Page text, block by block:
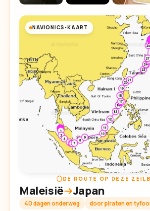
NAVIONICS-KAART
DE ROUTE OP DEZE
Maleisië Japan
40 dagen onderweg door piraten en